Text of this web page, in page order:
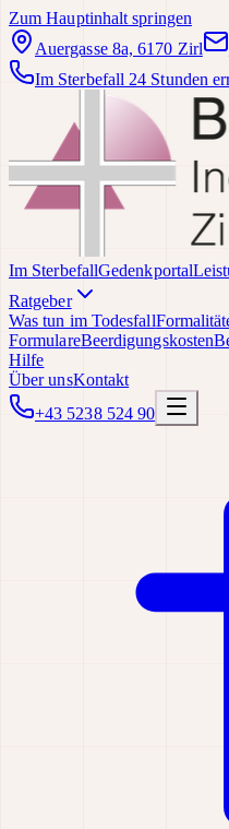
Zum Hauptinhalt springen
Auergasse 8a, 6170 Zirl
Im Sterbefall 24 Stunden
Im SterbefallGedenkportal
Ratgeber
Was tun im Todesfall
FormulareBeerdigungskosten
Hilfe
Über unsKontakt
+43 5238 524 90